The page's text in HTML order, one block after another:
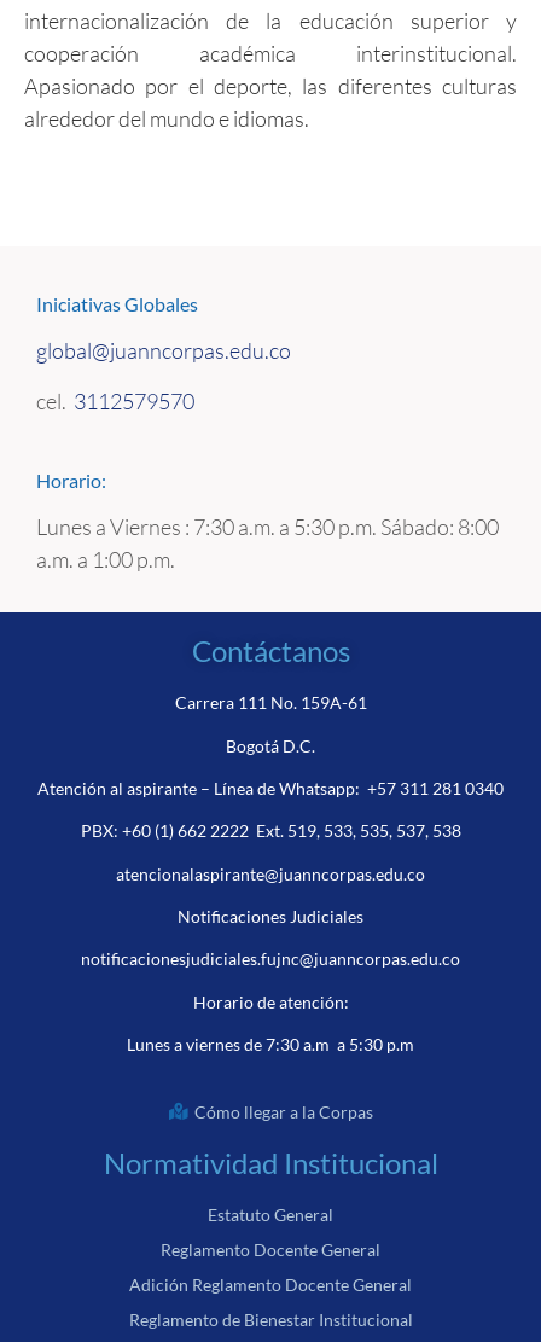
internacionalización de la educación superior y
cooperación académica interinstitucional.
Apasionado por el deporte, las diferentes culturas
alrededor del mundo e idiomas.
Iniciativas Globales
global@juanncorpas.edu.co
cel. 3112579570
Horario:
Lunes a Viernes : 7:30 a.m. a 5:30 p.m. Sábado: 8:00
a.m. a 1:00 p.m.
Contáctanos
Carrera 111 No. 159A-61
Bogotá D.C.
Atención al aspirante – Línea de Whatsapp: +57 311 281 0340
PBX: +60 (1) 662 2222Ext. 519, 533, 535, 537, 538
atencionalaspirante@juanncorpas.edu.co
Notificaciones Judiciales
notificacionesjudiciales.fujnc@juanncorpas.edu.co
Horario de atención:
Lunes a viernes de 7:30 a.m a 5:30 p.m
Cómo llegar a la Corpas
Normatividad Institucional
Estatuto General
Reglamento Docente General
Adición Reglamento Docente General
Reglamento de Bienestar Institucional